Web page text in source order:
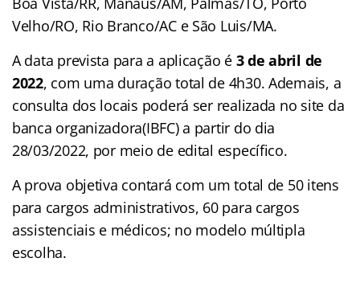
Velho/RO, Rio Branco/AC e São Luis/MA.
A data prevista para a aplicação é 3 de abril de
2022, com uma duração total de 4h30. Ademais, a
consulta dos locais poderá ser realizada no site da
banca organizadora(IBFC) a partir do dia
28/03/2022, por meio de edital específico.
A prova objetiva contará com um total de 50 itens
para cargos administrativos, 60 para cargos
assistenciais e médicos; no modelo múltipla
escolha.